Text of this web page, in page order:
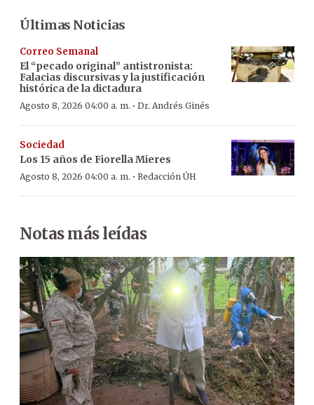
Últimas Noticias
Correo Semanal
El “pecado original” antistronista:
Falacias discursivas y la justificación
histórica de la dictadura
Agosto 8, 2026 04:00 a. m. · Dr. Andrés Ginés
Sociedad
Los 15 años de Fiorella Mieres
Agosto 8, 2026 04:00 a. m. · Redacción ÚH
Notas más leídas